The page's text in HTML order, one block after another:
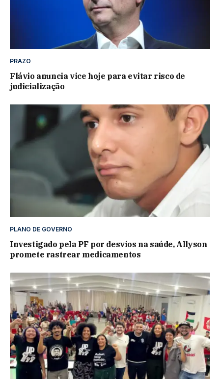
PRAZO
Flávio anuncia vice hoje para evitar risco de
judicialização
PLANO DE GOVERNO
Investigado pela PF por desvios na saúde, Allyson
promete rastrear medicamentos